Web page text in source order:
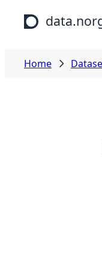
Skip to main content
Home